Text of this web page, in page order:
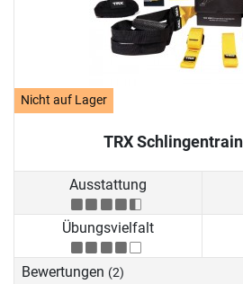
Nicht auf Lager
TRX
Ausstattung
Übungsvielfalt
Bewertungen (2)